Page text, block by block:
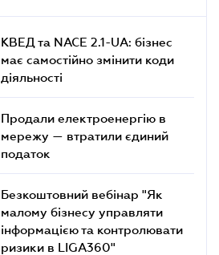
КВЕД та NACE 2.1-UA: бізнес
має самостійно змінити коди
діяльності
Продали електроенергію в
мережу — втратили єдиний
податок
Безкоштовний вебінар "Як
малому бізнесу управляти
інформацією та контролювати
ризики в LIGA360"